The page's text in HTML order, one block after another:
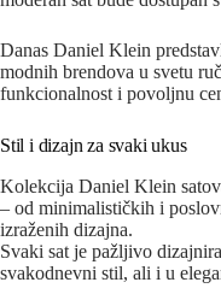
Danas Daniel Klein
modnih brendova u svetu
funkcionalnost i povoljnu
Stil i dizajn za svaki ukus
Kolekcija Daniel Klein
– od minimalističkih i
izraženih dizajna.
Svaki sat je pažljivo
svakodnevni stil, ali i u